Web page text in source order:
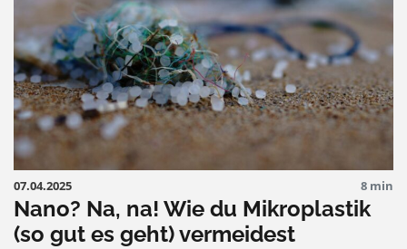
07.04.2025 8 min
Nano? Na, na! Wie du Mikroplastik
(so gut es geht) vermeidest